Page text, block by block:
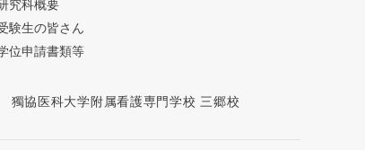
究科概要
験生の皆さん
位申請書類等
獨協医科大学附属看護専門学校 三郷校